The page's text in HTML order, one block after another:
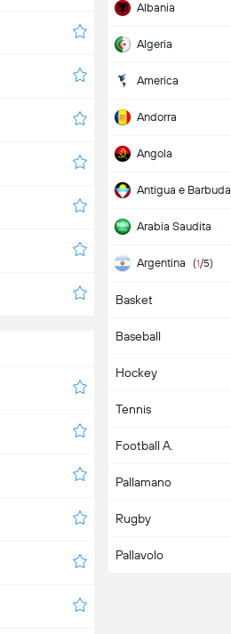
Albania
Algeria
America
Andorra
Angola
Antigua e Barbuda
Arabia Saudita
Argentina (1/5)
Armenia
Aruba
Asia
Australia
Austria
Azerbaigian
Bahamas
Bahrain
Basket
Baseball
Hockey
Tennis
Football A.
Pallamano
Rugby
Pallavolo